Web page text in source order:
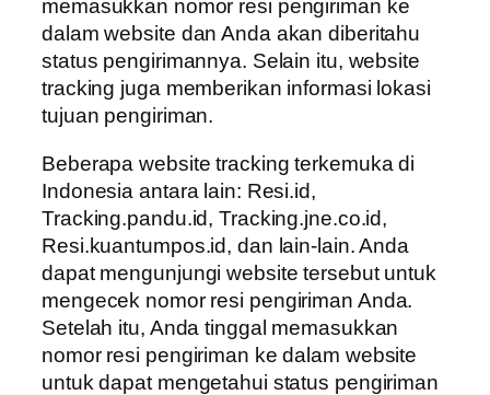
memasukkan nomor resi pengiriman ke
dalam website dan Anda akan diberitahu
status pengirimannya. Selain itu, website
tracking juga memberikan informasi lokasi
tujuan pengiriman.
Beberapa website tracking terkemuka di
Indonesia antara lain: Resi.id,
Tracking.pandu.id, Tracking.jne.co.id,
Resi.kuantumpos.id, dan lain-lain. Anda
dapat mengunjungi website tersebut untuk
mengecek nomor resi pengiriman Anda.
Setelah itu, Anda tinggal memasukkan
nomor resi pengiriman ke dalam website
untuk dapat mengetahui status pengiriman